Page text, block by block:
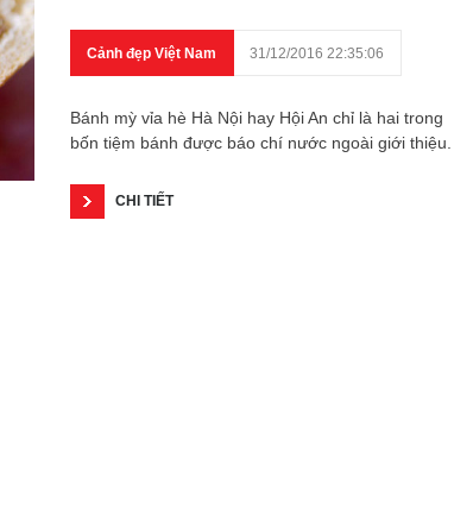
Cảnh đẹp Việt Nam 31/12/2016 22:35:06
Bánh mỳ vỉa hè Hà Nội hay Hội An chỉ là hai trong
bốn tiệm bánh được báo chí nước ngoài giới thiệu.
CHI TIẾT